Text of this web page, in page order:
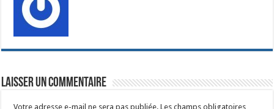
Laisser un commentaire
Votre adresse e-mail ne sera pas publiée. Les champs obligatoires